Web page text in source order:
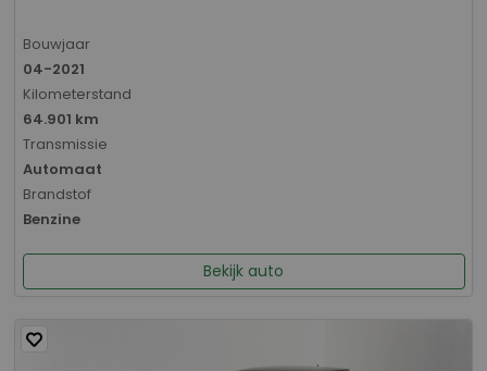
Bouwjaar
04-2021
Kilometerstand
64.901 km
Transmissie
Automaat
Brandstof
Benzine
Bekijk auto